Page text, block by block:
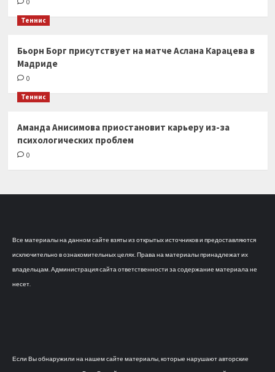
0
Теннис
Бьорн Борг присутствует на матче Аслана Карацева в
Мадриде
0
Теннис
Аманда Анисимова приостановит карьеру из-за
психологических проблем
0
Все материалы на данном сайте взяты из открытых источников и предоставляются
исключительно в ознакомительных целях. Права на материалы принадлежат их
владельцам. Администрация сайта ответственности за содержание материала не
несет.
Если Вы обнаружили на нашем сайте материалы, которые нарушают авторские